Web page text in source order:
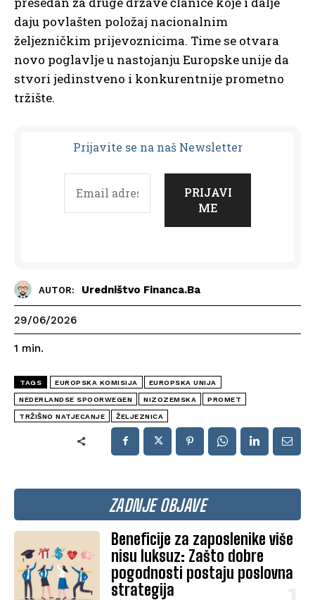
ZADNJE OBJAVE
Beneficije za zaposlenike više
nisu luksuz: Zašto dobre
pogodnosti postaju poslovna
strategija
daju povlašten položaj nacionalnim
željezničkim prijevoznicima. Time se otvara
novo poglavlje u nastojanju Europske unije da
stvori jedinstveno i konkurentnije prometno
tržište.
Prijavite se na naš Newsletter
AUTOR: Uredništvo Financa.ba
29/06/2026
1 min.
TAGS EUROPSKA KOMISIJA EUROPSKA UNIJA
NEDERLANDSE SPOORWEGEN NIZOZEMSKA PROMET
TRŽIŠNO NATJECANJE ŽELJEZNICA